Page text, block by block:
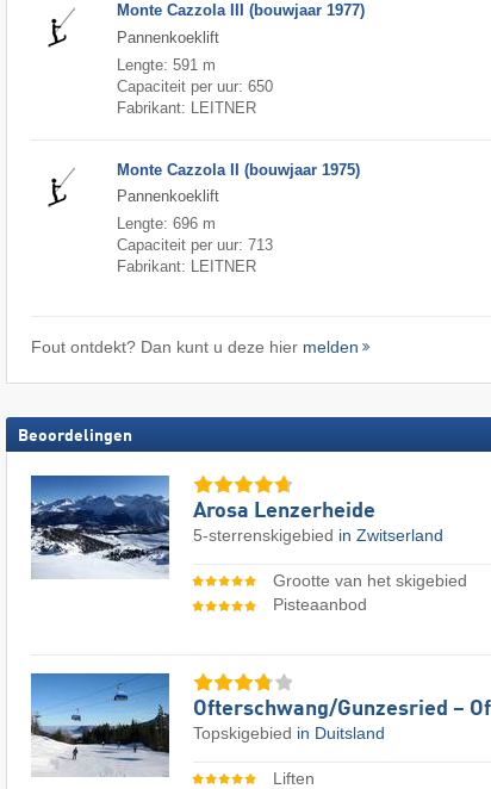
Monte Cazzola III (bouwjaar 1977)
Pannenkoeklift
Lengte: 591 m
Capaciteit per uur: 650
Fabrikant: LEITNER
Monte Cazzola II (bouwjaar 1975)
Pannenkoeklift
Lengte: 696 m
Capaciteit per uur: 713
Fabrikant: LEITNER
Fout ontdekt? Dan kunt u deze hier melden
Beoordelingen
Arosa Lenzerheide
5-sterrenskigebied in Zwitserland
Grootte van het skigebied
Pisteaanbod
Ofterschwang/​Gunzesried –
Topskigebied in Duitsland
Liften